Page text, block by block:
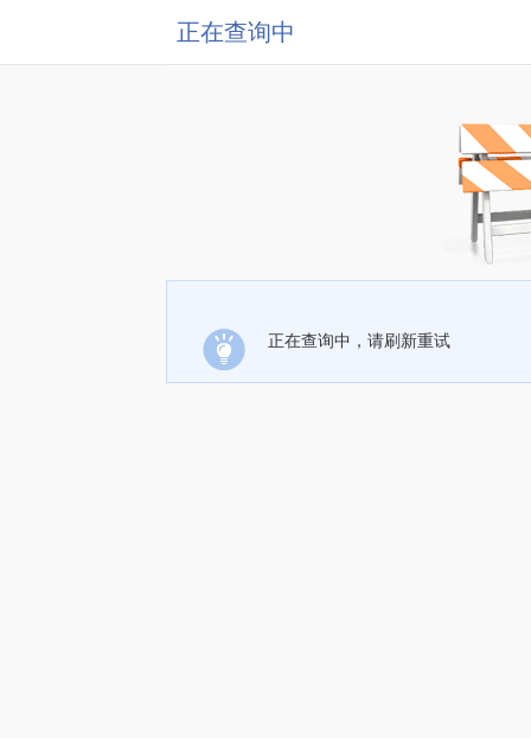
正在查询中
正在查询中，请刷新重试